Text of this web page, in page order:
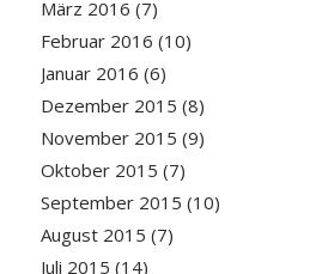
März 2016 (7)
Februar 2016 (10)
Januar 2016 (6)
Dezember 2015 (8)
November 2015 (9)
Oktober 2015 (7)
September 2015 (10)
August 2015 (7)
Juli 2015 (14)